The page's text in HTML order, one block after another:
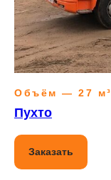
Объём — 27 м³
Пухто
Заказать